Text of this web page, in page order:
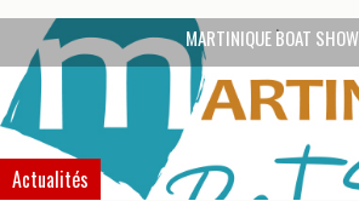
MARTINIQUE BOAT SHOW
Actualités